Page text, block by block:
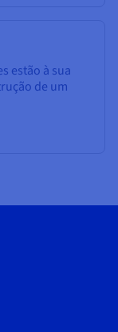
estão à sua
de um